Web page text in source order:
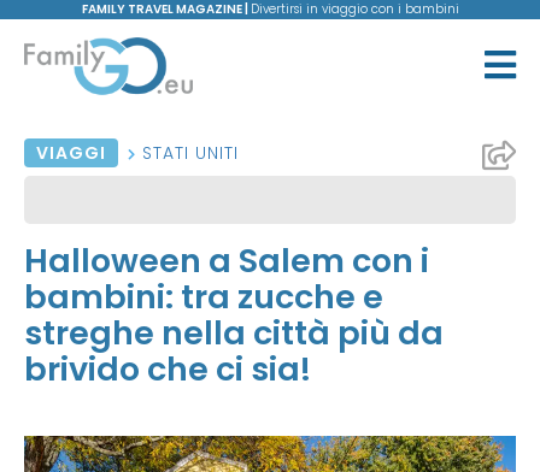
FAMILY TRAVEL MAGAZINE | Divertirsi in viaggio con i bambini
VIAGGI STATI UNITI
Halloween a Salem con i
bambini: tra zucche e
streghe nella città più da
brivido che ci sia!